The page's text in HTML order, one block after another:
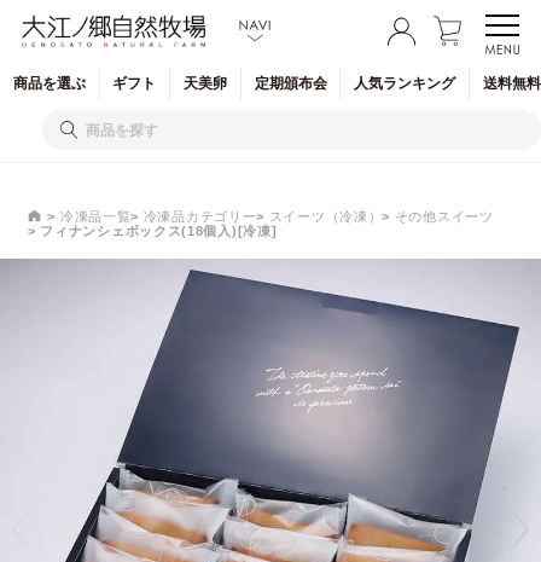
商品を選ぶ ギフト 天美卵 定期頒布会 人気ランキング 送料無
冷凍品一覧 冷凍品カテゴリー スイーツ（冷凍）
その他スイーツ
フィナンシェボックス(18個入)[冷凍]